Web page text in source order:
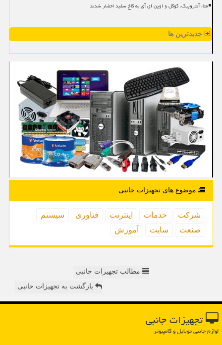
متا، آنتروپیک، گوگل و اوپن ای آی به کاخ سفید احضار شدند
جدیدترین ها
موضوع های تجهیزات جانبی
شركت خدمات اینترنت فناوری
سیستم
صنعت
سایت آموزش
مطالب تجهیزات حانبی
بازگشت به تجهیزات حانبی
تجهیزات جانبی
لوازم جانبی موبایل و کامپیوتر